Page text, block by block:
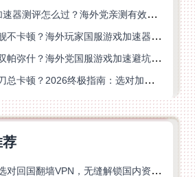
放开那三国3海外加速器测评怎么过？海外党亲测有效的国服游戏加速指南
英国怎么玩巅峰战舰不卡顿？海外玩家国服游戏加速器终极指南
印尼的人怎么玩战双帕弥什？海外党国服游戏加速避坑指南
在美国玩天涯明月刀总卡顿？2026终极指南：选对加速器让你丝滑连招
荐
海外党必看：如何选对回国翻墙VPN，无缝解锁国内资源？